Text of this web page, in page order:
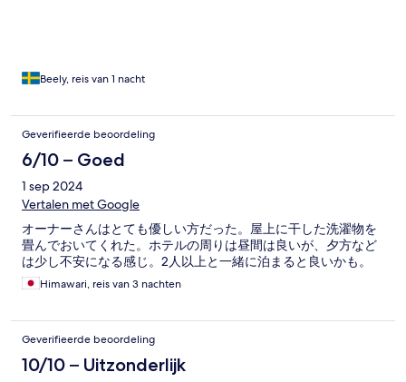
Beely, reis van 1 nacht
Geverifieerde beoordeling
6/10 – Goed
1 sep 2024
Vertalen met Google
オーナーさんはとても優しい方だった。屋上に干した洗濯物を
畳んでおいてくれた。ホテルの周りは昼間は良いが、夕方など
は少し不安になる感じ。2人以上と一緒に泊まると良いかも。
Himawari, reis van 3 nachten
Geverifieerde beoordeling
10/10 – Uitzonderlijk